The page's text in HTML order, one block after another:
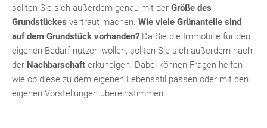
sollten Sie sich außerdem genau mit der Größe des
Grundstückes vertraut machen. Wie viele Grünanteile sind
auf dem Grundstück vorhanden? Da Sie die Immobilie für den
eigenen Bedarf nutzen wollen, sollten Sie sich außerdem nach
der Nachbarschaft erkundigen. Dabei können Fragen helfen
wie ob diese zu dem eigenen Lebensstil passen oder mit den
eigenen Vorstellungen übereinstimmen.